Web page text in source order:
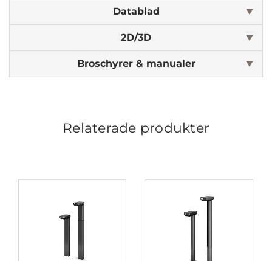
Datablad
2D/3D
Broschyrer & manualer
Relaterade produkter